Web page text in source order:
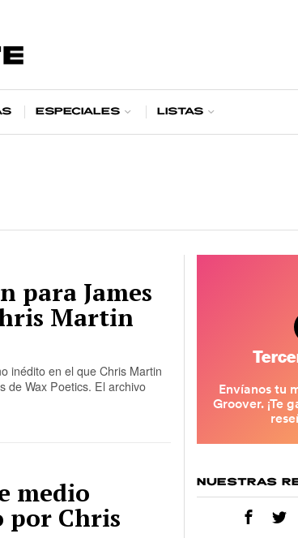
Especiales Listas
para James
Martin
inédito en el que Chris Martin
de Wax Poetics. El archivo
medio
por Chris
NUESTRAS